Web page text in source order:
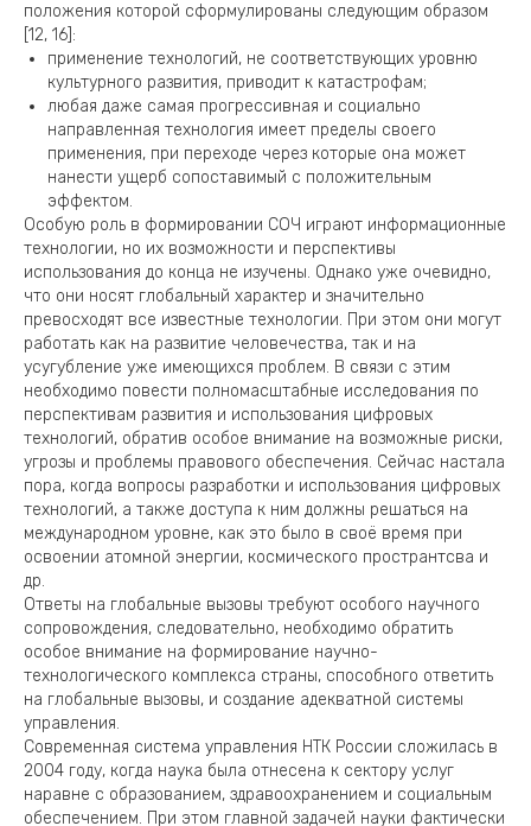
положения которой сформулированы следующим образом
[12, 16]:
применение технологий, не соответствующих уровню
культурного развития, приводит к катастрофам;
любая даже самая прогрессивная и социально
направленная технология имеет пределы своего
применения, при переходе через которые она может
нанести ущерб сопоставимый с положительным
эффектом.
Особую роль в формировании СОЧ играют информационные
технологии, но их возможности и перспективы
использования до конца не изучены. Однако уже очевидно,
что они носят глобальный характер и значительно
превосходят все известные технологии. При этом они могут
работать как на развитие человечества, так и на
усугубление уже имеющихся проблем. В связи с этим
необходимо повести полномасштабные исследования по
перспективам развития и использования цифровых
технологий, обратив особое внимание на возможные риски,
угрозы и проблемы правового обеспечения. Сейчас настала
пора, когда вопросы разработки и использования цифровых
технологий, а также доступа к ним должны решаться на
международном уровне, как это было в своё время при
освоении атомной энергии, космического пространтсва и
др.
Ответы на глобальные вызовы требуют особого научного
сопровождения, следовательно, необходимо обратить
особое внимание на формирование научно-
технологического комплекса страны, способного ответить
на глобальные вызовы, и создание адекватной системы
управления.
Современная система управления НТК России сложилась в
2004 году, когда наука была отнесена к сектору услуг
наравне с образованием, здравоохранением и социальным
обеспечением. При этом главной задачей науки фактически